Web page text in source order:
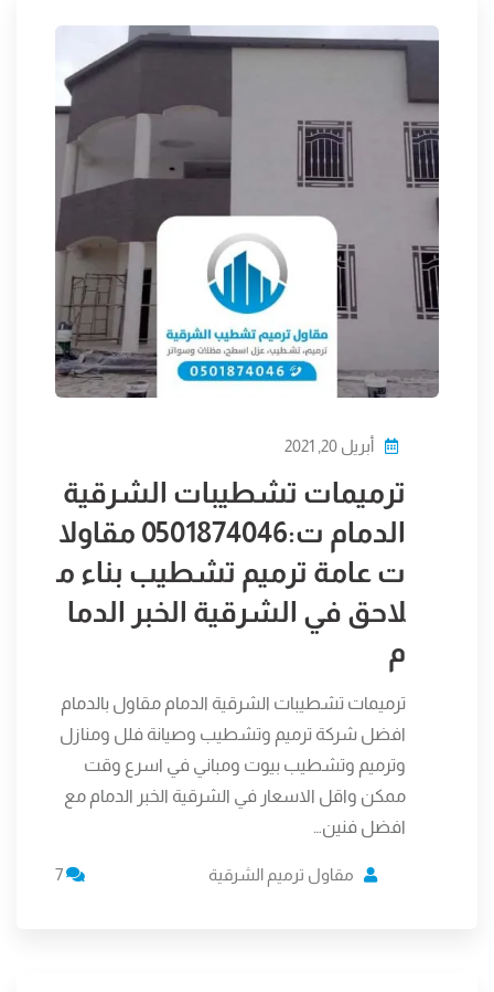
أبريل 20, 2021
ترميمات تشطيبات الشرقية
الدمام ت:0501874046 مقاولا
ت عامة ترميم تشطيب بناء م
لاحق في الشرقية الخبر الدما
م
ترميمات تشطيبات الشرقية الدمام مقاول بالدمام
افضل شركة ترميم وتشطيب وصيانة فلل ومنازل
وترميم وتشطيب بيوت ومباني في اسرع وقت
ممكن واقل الاسعار في الشرقية الخبر الدمام مع
افضل فنين…
مقاول ترميم الشرقية